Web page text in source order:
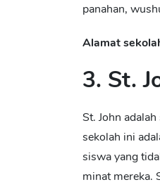
panahan,
Alamat
3. St.
St. John
sekolah ini
siswa yang
minat mereka.